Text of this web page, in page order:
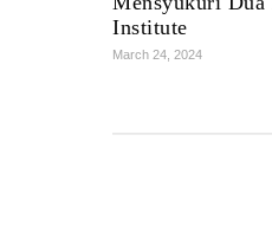
Institute
March 24, 2024